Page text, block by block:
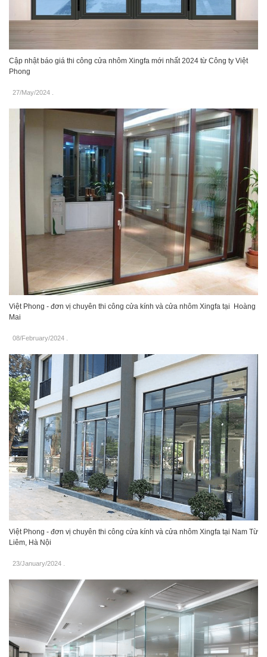
Cập nhật báo giá thi công cửa nhôm Xingfa mới nhất 2024 từ Công ty Việt
Phong
27/May/2024
Việt Phong - đơn vị chuyên thi công cửa kính và cửa nhôm Xingfa tại Hoàng
Mai
08/February/2024 .
Việt Phong - đơn vị chuyên thi công cửa kính và cửa nhôm Xingfa tại Nam Từ
Liêm, Hà Nội
23/January/2024